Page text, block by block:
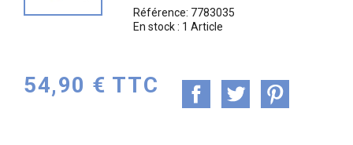
Référence: 7783035
En stock : 1 Article
54,90 € TTC